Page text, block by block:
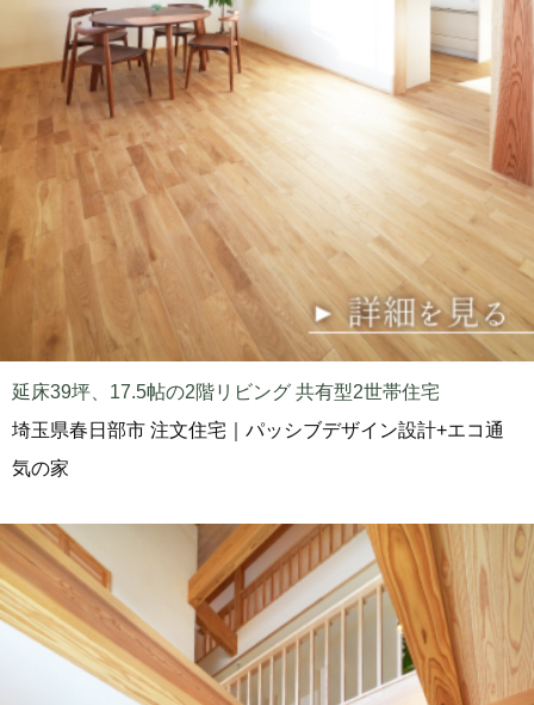
延床39坪、17.5帖の2階リビング 共有型2世帯住宅
埼玉県春日部市 注文住宅｜パッシブデザイン設計+エコ通
気の家